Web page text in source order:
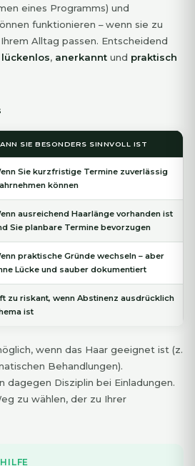
eines Programms) und
funktionieren – wenn sie zu
Alltag passen. Entscheidend
lückenlos, anerkannt und praktisch
SIE BESONDERS SINNVOLL IST
Sie kurzfristige Termine zuverlässig
können
ausreichend Haarlänge vorhanden ist
Sie planbare Termine bevorzugen
praktische Gründe wechseln – aber
Lücke und sauber dokumentiert
zu riskant, wenn Abstinenz ausdrücklich
ist
wenn das Haar geeignet ist (z.
Behandlungen).
dagegen Disziplin bei Einladungen.
zu wählen, der zu Ihrer